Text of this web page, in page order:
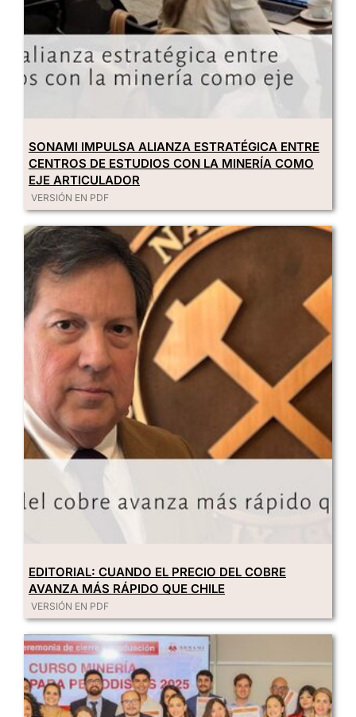
SONAMI IMPULSA ALIANZA ESTRATÉGICA ENTRE
CENTROS DE ESTUDIOS CON LA MINERÍA COMO
EJE ARTICULADOR
VERSIÓN EN PDF
EDITORIAL: CUANDO EL PRECIO DEL COBRE
AVANZA MÁS RÁPIDO QUE CHILE
VERSIÓN EN PDF